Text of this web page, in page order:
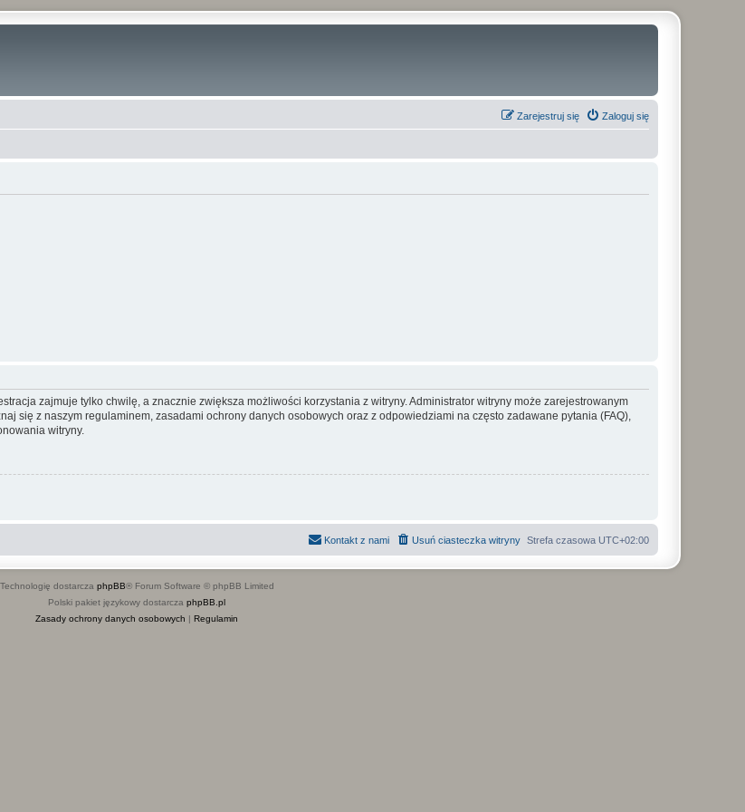
Zaloguj się
Zarejestruj się
zajmuje tylko chwilę, a znacznie zwiększa możliwości korzystania z witryny. Administrator witryny może zarejestrowanym
się z naszym regulaminem, zasadami ochrony danych osobowych oraz z odpowiedziami na często zadawane pytania (FAQ),
witryny.
Strefa czasowa UTC+02:00
Usuń ciasteczka witryny
Kontakt z nami
Technologię dostarcza phpBB® Forum Software © phpBB Limited
Polski pakiet językowy dostarcza phpBB.pl
Zasady ochrony danych osobowych | Regulamin